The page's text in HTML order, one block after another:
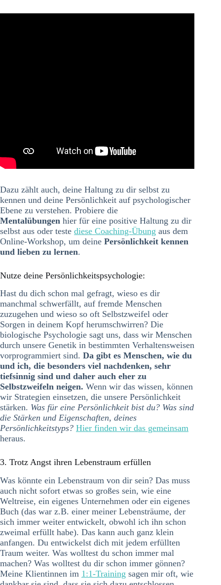
Dazu zählt auch, deine Haltung zu dir selbst zu
kennen und deine Persönlichkeit auf psychologischer
Ebene zu verstehen. Probiere die
Mentalübungen hier für eine positive Haltung zu dir
selbst aus oder teste diese Coaching-Übung aus dem
Online-Workshop, um deine Persönlichkeit kennen
und lieben zu lernen.
Nutze deine Persönlichkeitspsychologie:
Hast du dich schon mal gefragt, wieso es dir
manchmal schwerfällt, auf fremde Menschen
zuzugehen und wieso so oft Selbstzweifel oder
Sorgen in deinem Kopf herumschwirren? Die
biologische Psychologie sagt uns, dass wir Menschen
durch unsere Genetik in bestimmten Verhaltensweisen
vorprogrammiert sind. Da gibt es Menschen, wie du
und ich, die besonders viel nachdenken, sehr
tiefsinnig sind und daher auch eher zu
Selbstzweifeln neigen. Wenn wir das wissen, können
wir Strategien einsetzen, die unsere Persönlichkeit
stärken. Was für eine Persönlichkeit bist du? Was sind
die Stärken und Eigenschaften, deines
Persönlichkeitstyps? Hier finden wir das gemeinsam
heraus.
3. Trotz Angst ihren Lebenstraum erfüllen
Was könnte ein Lebenstraum von dir sein? Das muss
auch nicht sofort etwas so großes sein, wie eine
Weltreise, ein eigenes Unternehmen oder ein eigenes
Buch (das war z.B. einer meiner Lebensträume, der
sich immer weiter entwickelt, obwohl ich ihn schon
zweimal erfüllt habe). Das kann auch ganz klein
anfangen. Du entwickelst dich mit jedem erfüllten
Traum weiter. Was wolltest du schon immer mal
machen? Was wolltest du dir schon immer gönnen?
Meine Klientinnen im 1:1-Training sagen mir oft, wie